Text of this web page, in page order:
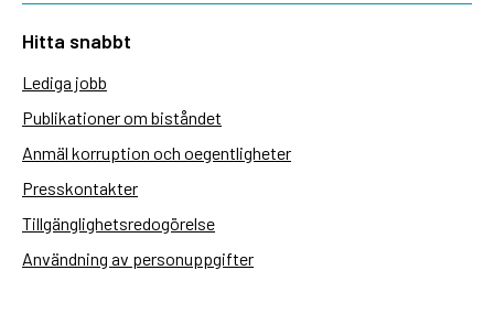
Hitta snabbt
Lediga jobb
Publikationer om biståndet
Anmäl korruption och oegentligheter
Presskontakter
Tillgänglighetsredogörelse
Användning av personuppgifter